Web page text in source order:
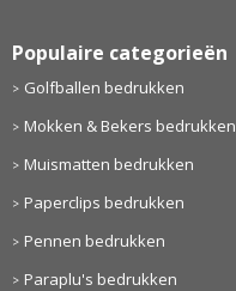
Populaire categorieën
Golfballen bedrukken
Mokken & Bekers bedrukken
Muismatten bedrukken
Paperclips bedrukken
Pennen bedrukken
Paraplu's bedrukken